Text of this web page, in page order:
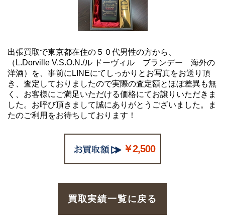
出張買取で東京都在住の５０代男性の方から、
（L.Dorville V.S.O.N./ル ドーヴィル ブランデー 海外の
洋酒）を、事前にLINEにてしっかりとお写真をお送り頂
き、査定しておりましたので実際の査定額とほぼ差異も無
く、お客様にご満足いただける価格にてお譲りいただきま
した。お呼び頂きまして誠にありがとうございました。ま
たのご利用をお待ちしております！
￥2,500
買取実績一覧に戻る